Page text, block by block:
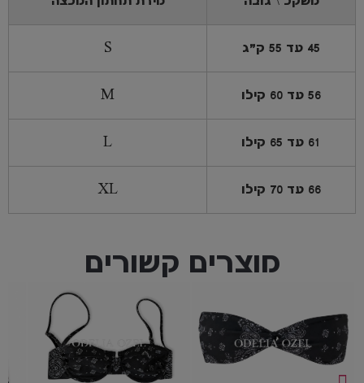
45 עד 55 ק"ג S
56 עד 60 קילו M
61 עד 65 קילו L
66 עד 70 קילו XL
מוצרים קשורים